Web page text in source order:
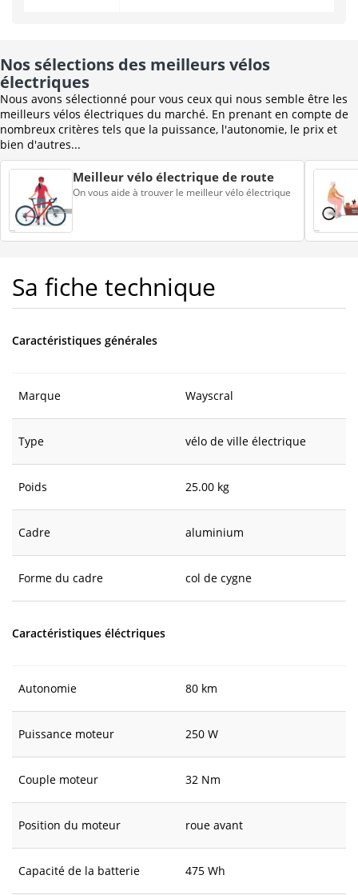
Nos sélections des meilleurs vélos
électriques
Nous avons sélectionné pour vous ceux qui nous semble être les
meilleurs vélos électriques du marché. En prenant en compte de
nombreux critères tels que la puissance, l'autonomie, le prix et
bien d'autres...
Meilleur vélo électrique de route
On vous aide à trouver le meilleur vélo électrique
Sa fiche technique
Caractéristiques générales
Marque Wayscral
Type vélo de ville électrique
Poids 25.00 kg
Cadre aluminium
Forme du cadre col de cygne
Caractéristiques éléctriques
Autonomie 80 km
Puissance moteur 250 W
Couple moteur 32 Nm
Position du moteur roue avant
Capacité de la batterie 475 Wh